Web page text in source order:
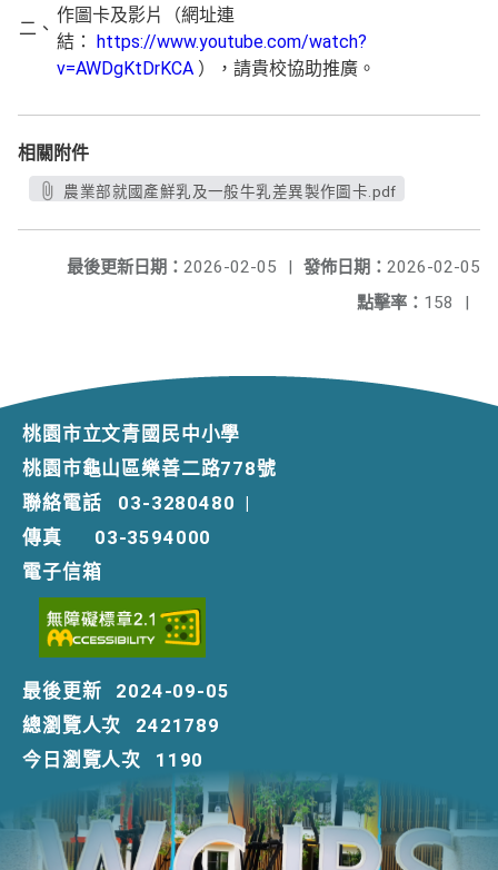
二、
作圖卡及影片（網址連
結： https://www.youtube.com/watch?
v=AWDgKtDrKCA ），請貴校協助推廣。
相關附件
農業部就國產鮮乳及一般牛乳差異製作圖卡.pdf
發佈日期： 2026-02-05
最後更新日期： 2026-02-05
|
點擊率： 158 |
桃園市立文青國民中小學
桃園市龜山區樂善二路778號
聯絡電話
03-3280480 |
傳真
03-3594000
電子信箱
最後更新
2024-09-05
總瀏覽人次
2421789
今日瀏覽人次
1190